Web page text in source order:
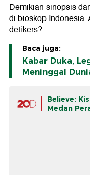
Demikian sinopsis
di bioskop Indonesia.
detikers?
Baca juga:
Kabar Duka,
Meninggal
Believe:
Medan